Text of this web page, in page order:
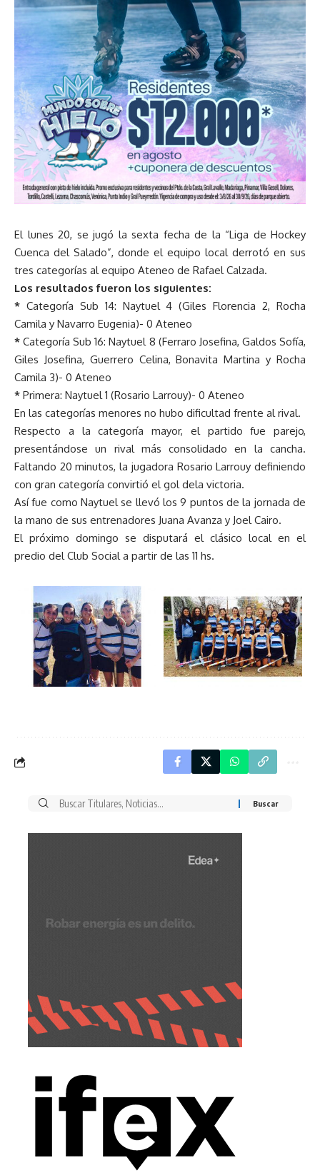
El lunes 20, se jugó la sexta fecha de la “Liga de Hockey
Cuenca del Salado”, donde el equipo local derrotó en sus
tres categorías al equipo Ateneo de Rafael Calzada.
Los resultados fueron los siguientes:
* Categoría Sub 14: Naytuel 4 (Giles Florencia 2, Rocha
Camila y Navarro Eugenia)- 0 Ateneo
* Categoría Sub 16: Naytuel 8 (Ferraro Josefina, Galdos Sofía,
Giles Josefina, Guerrero Celina, Bonavita Martina y Rocha
Camila 3)- 0 Ateneo
* Primera: Naytuel 1 (Rosario Larrouy)- 0 Ateneo
En las categorías menores no hubo dificultad frente al rival.
Respecto a la categoría mayor, el partido fue parejo,
presentándose un rival más consolidado en la cancha.
Faltando 20 minutos, la jugadora Rosario Larrouy definiendo
con gran categoría convirtió el gol dela victoria.
Así fue como Naytuel se llevó los 9 puntos de la jornada de
la mano de sus entrenadores Juana Avanza y Joel Cairo.
El próximo domingo se disputará el clásico local en el
predio del Club Social a partir de las 11 hs.
Buscar